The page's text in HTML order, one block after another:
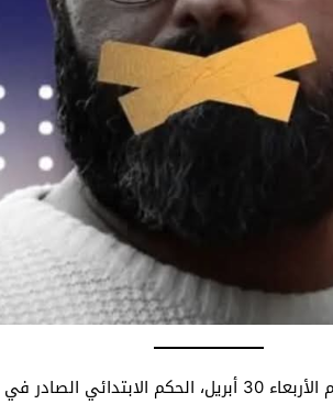
أوراق الطلاق وتحتضن زوجها في لحظة أعادت
أيدت محكمة الاستئناف بالدار البيضاء، اليوم الأربعاء 30